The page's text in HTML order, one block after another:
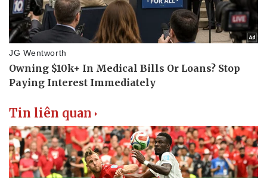
Tin liên quan